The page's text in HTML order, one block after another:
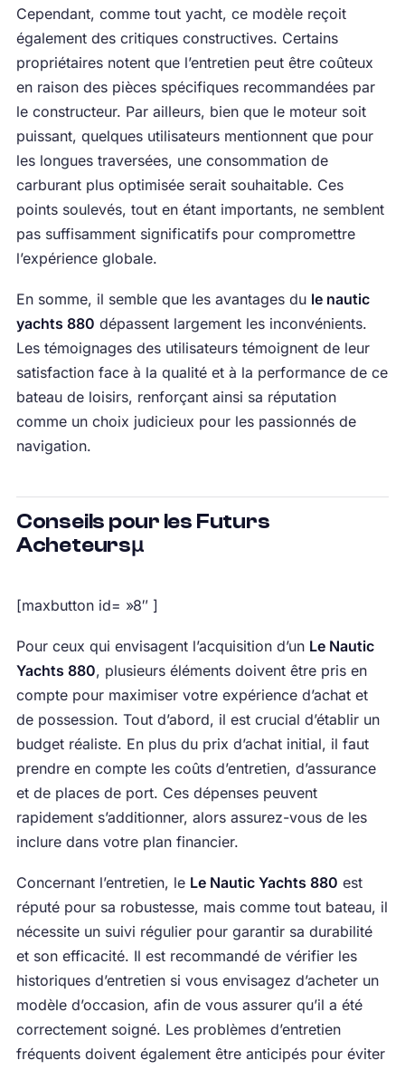
Cependant, comme tout yacht, ce modèle reçoit
également des critiques constructives. Certains
propriétaires notent que l’entretien peut être coûteux
en raison des pièces spécifiques recommandées par
le constructeur. Par ailleurs, bien que le moteur soit
puissant, quelques utilisateurs mentionnent que pour
les longues traversées, une consommation de
carburant plus optimisée serait souhaitable. Ces
points soulevés, tout en étant importants, ne semblent
pas suffisamment significatifs pour compromettre
l’expérience globale.
En somme, il semble que les avantages du le nautic
yachts 880 dépassent largement les inconvénients.
Les témoignages des utilisateurs témoignent de leur
satisfaction face à la qualité et à la performance de ce
bateau de loisirs, renforçant ainsi sa réputation
comme un choix judicieux pour les passionnés de
navigation.
Conseils pour les Futurs
Acheteursµ
[maxbutton id= »8″ ]
Pour ceux qui envisagent l’acquisition d’un Le Nautic
Yachts 880, plusieurs éléments doivent être pris en
compte pour maximiser votre expérience d’achat et
de possession. Tout d’abord, il est crucial d’établir un
budget réaliste. En plus du prix d’achat initial, il faut
prendre en compte les coûts d’entretien, d’assurance
et de places de port. Ces dépenses peuvent
rapidement s’additionner, alors assurez-vous de les
inclure dans votre plan financier.
Concernant l’entretien, le Le Nautic Yachts 880 est
réputé pour sa robustesse, mais comme tout bateau, il
nécessite un suivi régulier pour garantir sa durabilité
et son efficacité. Il est recommandé de vérifier les
historiques d’entretien si vous envisagez d’acheter un
modèle d’occasion, afin de vous assurer qu’il a été
correctement soigné. Les problèmes d’entretien
fréquents doivent également être anticipés pour éviter